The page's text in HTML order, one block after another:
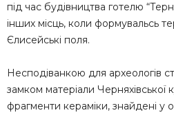
під час будівництва готелю
інших місць, коли формувальсь
Єлисейські поля.
Несподіванкою для археологів
замком матеріали Черняхівської
фрагменти кераміки, знайдені у